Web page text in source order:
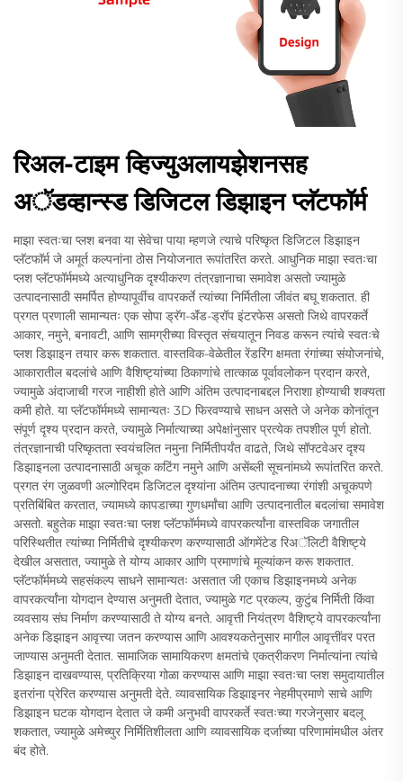
रिअल-टाइम व्हिज्युअलायझेशनसह
अॅडव्हान्स्ड डिजिटल डिझाइन प्लॅटफॉर्म
माझा स्वतःचा प्लश बनवा या सेवेचा पाया म्हणजे त्याचे परिष्कृत डिजिटल डिझाइन
प्लॅटफॉर्म जे अमूर्त कल्पनांना ठोस नियोजनात रूपांतरित करते. आधुनिक माझा स्वतःचा
प्लश प्लॅटफॉर्ममध्ये अत्याधुनिक दृश्यीकरण तंत्रज्ञानाचा समावेश असतो ज्यामुळे
उत्पादनासाठी समर्पित होण्यापूर्वीच वापरकर्ते त्यांच्या निर्मितीला जीवंत बघू शकतात. ही
प्रगत प्रणाली सामान्यतः एक सोपा ड्रॅग-ॲंड-ड्रॉप इंटरफेस असतो जिथे वापरकर्ते
आकार, नमुने, बनावटी, आणि सामग्रीच्या विस्तृत संचयातून निवड करून त्यांचे स्वतःचे
प्लश डिझाइन तयार करू शकतात. वास्तविक-वेळेतील रेंडरिंग क्षमता रंगांच्या संयोजनांचे,
आकारातील बदलांचे आणि वैशिष्ट्यांच्या ठिकाणांचे तात्काळ पूर्वावलोकन प्रदान करते,
ज्यामुळे अंदाजाची गरज नाहीशी होते आणि अंतिम उत्पादनाबद्दल निराशा होण्याची शक्यता
कमी होते. या प्लॅटफॉर्ममध्ये सामान्यतः 3D फिरवण्याचे साधन असते जे अनेक कोनांतून
संपूर्ण दृश्य प्रदान करते, ज्यामुळे निर्मात्याच्या अपेक्षांनुसार प्रत्येक तपशील पूर्ण होतो.
तंत्रज्ञानाची परिष्कृतता स्वयंचलित नमुना निर्मितीपर्यंत वाढते, जिथे सॉफ्टवेअर दृश्य
डिझाइनला उत्पादनासाठी अचूक कटिंग नमुने आणि असेंब्ली सूचनांमध्ये रूपांतरित करते.
प्रगत रंग जुळवणी अल्गोरिदम डिजिटल दृश्यांना अंतिम उत्पादनाच्या रंगांशी अचूकपणे
प्रतिबिंबित करतात, ज्यामध्ये कापडाच्या गुणधर्मांचा आणि उत्पादनातील बदलांचा समावेश
असतो. बहुतेक माझा स्वतःचा प्लश प्लॅटफॉर्ममध्ये वापरकर्त्यांना वास्तविक जगातील
परिस्थितीत त्यांच्या निर्मितीचे दृश्यीकरण करण्यासाठी ऑगमेंटेड रिअॅलिटी वैशिष्ट्ये
देखील असतात, ज्यामुळे ते योग्य आकार आणि प्रमाणांचे मूल्यांकन करू शकतात.
प्लॅटफॉर्ममध्ये सहसंकल्प साधने सामान्यतः असतात जी एकाच डिझाइनमध्ये अनेक
वापरकर्त्यांना योगदान देण्यास अनुमती देतात, ज्यामुळे गट प्रकल्प, कुटुंब निर्मिती किंवा
व्यवसाय संघ निर्माण करण्यासाठी ते योग्य बनते. आवृत्ती नियंत्रण वैशिष्ट्ये वापरकर्त्यांना
अनेक डिझाइन आवृत्त्या जतन करण्यास आणि आवश्यकतेनुसार मागील आवृत्तींवर परत
जाण्यास अनुमती देतात. सामाजिक सामायिकरण क्षमतांचे एकत्रीकरण निर्मात्यांना त्यांचे
डिझाइन दाखवण्यास, प्रतिक्रिया गोळा करण्यास आणि माझा स्वतःचा प्लश समुदायातील
इतरांना प्रेरित करण्यास अनुमती देते. व्यावसायिक डिझाइनर नेहमीप्रमाणे साचे आणि
डिझाइन घटक योगदान देतात जे कमी अनुभवी वापरकर्ते स्वतःच्या गरजेनुसार बदलू
शकतात, ज्यामुळे अमेच्युर निर्मितिशीलता आणि व्यावसायिक दर्जाच्या परिणामांमधील अंतर
बंद होते.